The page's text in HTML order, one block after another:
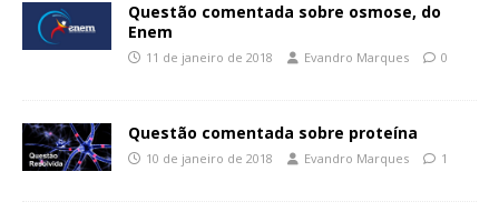
Questão comentada sobre osmose, do
Enem
11 de janeiro de 2018 Evandro Marques 0
Questão comentada sobre proteína
10 de janeiro de 2018 Evandro Marques 1